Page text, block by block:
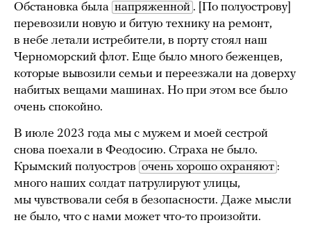
Обстановка была напряженной . [По полуострову]
перевозили новую и битую технику на ремонт,
в небе летали истребители, в порту стоял наш
Черноморский флот. Еще было много беженцев,
которые вывозили семьи и переезжали на доверху
набитых вещами машинах. Но при этом все было
очень спокойно.
В июле 2023 года мы с мужем и моей сестрой
снова поехали в Феодосию. Страха не было.
Крымский полуостров очень хорошо охраняют :
много наших солдат патрулируют улицы,
мы чувствовали себя в безопасности. Даже мысли
не было, что с нами может что-то произойти.